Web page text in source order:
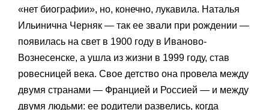
«нет биографии», но, конечно, лукавила. Наталья
Ильинична Черняк — так ее звали при рождении —
появилась на свет в 1900 году в Иваново-
Вознесенске, а ушла из жизни в 1999 году, став
ровесницей века. Свое детство она провела между
двумя странами — Францией и Россией — и между
двумя людьми: ее родители развелись, когда